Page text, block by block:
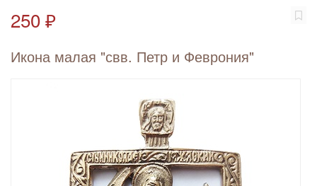
250 ₽
Икона малая "свв. Петр и Феврония"